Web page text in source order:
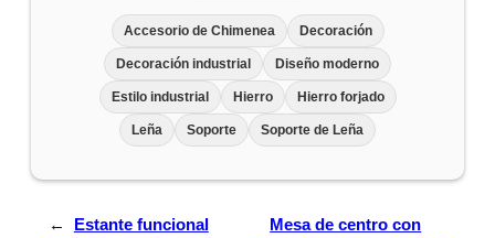
Accesorio de Chimenea Decoración
Decoración industrial Diseño moderno
Estilo industrial Hierro Hierro forjado
Leña Soporte Soporte de Leña
←
Estante funcional
Mesa de centro con